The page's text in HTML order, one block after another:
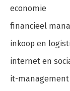
economie
financieel
inkoop en
internet en
it-